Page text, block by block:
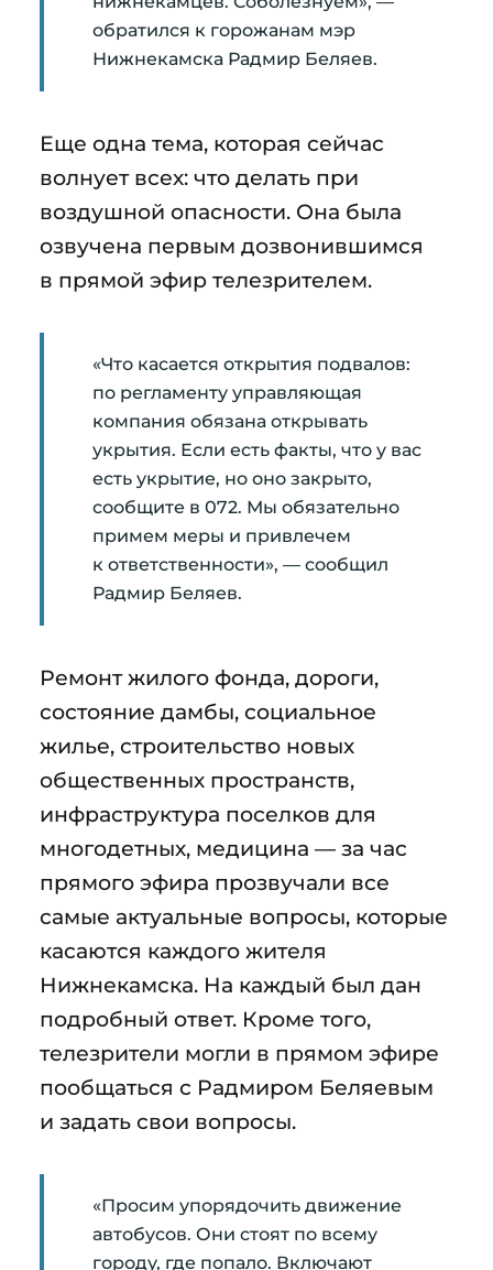
обратился к горожанам мэр
Нижнекамска Радмир Беляев.
Еще одна тема, которая сейчас
волнует всех: что делать при
воздушной опасности. Она была
озвучена первым дозвонившимся
в прямой эфир телезрителем.
«Что касается открытия подвалов:
по регламенту управляющая
компания обязана открывать
укрытия. Если есть факты, что у вас
есть укрытие, но оно закрыто,
сообщите в 072. Мы обязательно
примем меры и привлечем
к ответственности», — сообщил
Радмир Беляев.
Ремонт жилого фонда, дороги,
состояние дамбы, социальное
жилье, строительство новых
общественных пространств,
инфраструктура поселков для
многодетных, медицина — за час
прямого эфира прозвучали все
самые актуальные вопросы, которые
касаются каждого жителя
Нижнекамска. На каждый был дан
подробный ответ. Кроме того,
телезрители могли в прямом эфире
пообщаться с Радмиром Беляевым
и задать свои вопросы.
«Просим упорядочить движение
автобусов. Они стоят по всему
городу, где попало. Включают